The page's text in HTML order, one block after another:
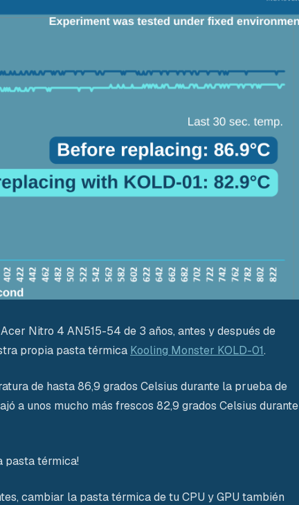
Nitro 4 AN515-54 de 3 años, antes y después de
propia pasta térmica Kooling Monster KOLD-01.
de hasta 86,9 grados Celsius durante la prueba de
a unos mucho más frescos 82,9 grados Celsius durante
pasta térmica!
cambiar la pasta térmica de tu CPU y GPU también